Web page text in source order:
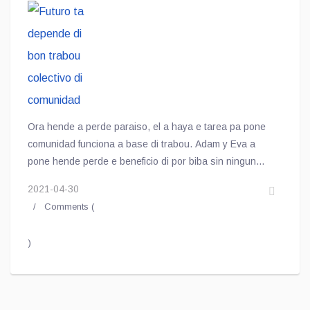
Ora hende a perde paraiso, el a haya e tarea pa pone
comunidad funciona a base di trabou. Adam y Eva a
pone hende perde e beneficio di por biba sin ningun
2021-04-30
Comments (
)